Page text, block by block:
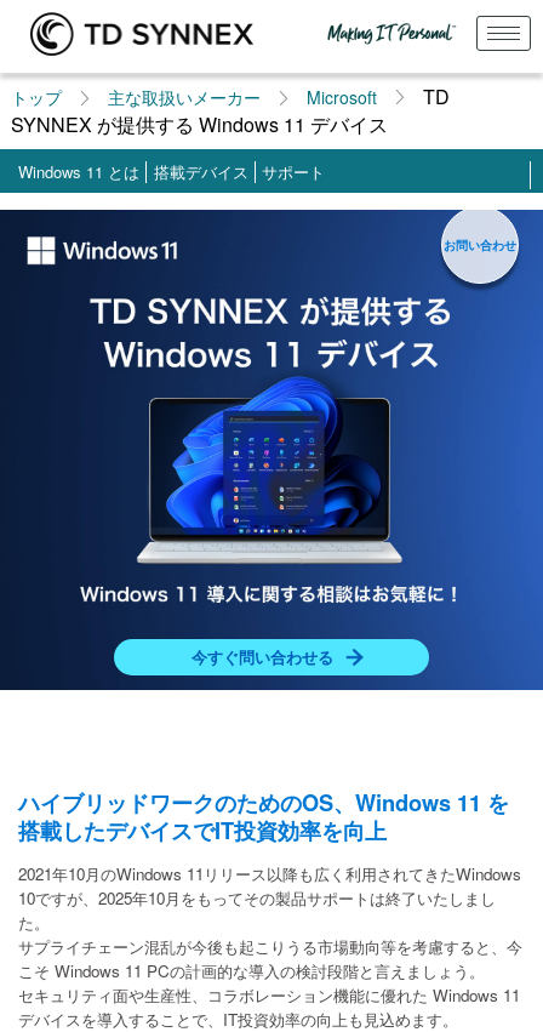
トップ 主な取扱いメーカー Microsoft
TD
SYNNEX が提供する Windows 11 デバイス
Windows 11 とは 搭載デバイス サポート
お問い合わせ
今すぐ問い合わせる
ハイブリッドワークのためのOS、Windows 11 を
搭載したデバイスでIT投資効率を向上
2021年10月のWindows 11リリース以降も広く利用されてきたWindows
10ですが、2025年10月をもってその製品サポートは終了いたしまし
た。
サプライチェーン混乱が今後も起こりうる市場動向等を考慮すると、今
こそ Windows 11 PCの計画的な導入の検討段階と言えましょう。
セキュリティ面や生産性、コラボレーション機能に優れた Windows 11
デバイスを導入することで、IT投資効率の向上も見込めます。